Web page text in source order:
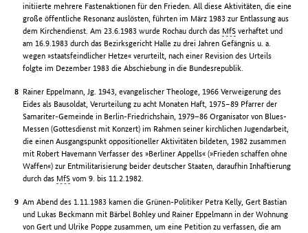
initiierte mehrere Fastenaktionen für den Frieden. All diese Aktivitäten, die eine
große öffentliche Resonanz auslösten, führten im März 1983 zur Entlassung aus
dem Kirchendienst. Am 23.6.1983 wurde Rochau durch das MfS verhaftet und
am 16.9.1983 durch das Bezirksgericht Halle zu drei Jahren Gefängnis u. a.
wegen »staatsfeindlicher Hetze« verurteilt, nach einer Revision des Urteils
folgte im Dezember 1983 die Abschiebung in die Bundesrepublik.
Rainer Eppelmann, Jg. 1943, evangelischer Theologe, 1966 Verweigerung des
Eides als Bausoldat, Verurteilung zu acht Monaten Haft, 1975–89 Pfarrer der
Samariter-Gemeinde in Berlin-Friedrichshain, 1979–86 Organisator von Blues-
Messen (Gottesdienst mit Konzert) im Rahmen seiner kirchlichen Jugendarbeit,
die einen Ausgangspunkt oppositioneller Aktivitäten bildeten, 1982 zusammen
mit Robert Havemann Verfasser des »Berliner Appells« (»Frieden schaffen ohne
Waffen«) zur Entmilitarisierung beider deutscher Staaten, daraufhin Inhaftierung
durch das MfS vom 9. bis 11.2.1982.
Am Abend des 1.11.1983 kamen die Grünen-Politiker Petra Kelly, Gert Bastian
und Lukas Beckmann mit Bärbel Bohley und Rainer Eppelmann in der Wohnung
von Gert und Ulrike Poppe zusammen, um eine Petition zu verfassen, die am